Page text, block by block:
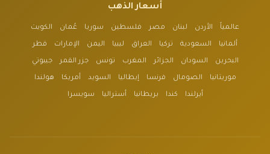
أسعار الذهب
عالمياً الأردن لبنان مصر فلسطين سوريا عُمان الكويت
ألمانيا السعودية تركيا العراق ليبيا اليمن الإمارات قطر
البحرين السودان الجزائر المغرب تونس جزر القمر جيبوتي
موريتانيا الصومال فرنسا إيطاليا السويد أمريكا هولندا
أيرلندا كندا بريطانيا أستراليا سويسرا